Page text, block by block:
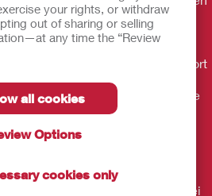
your rights, or withdraw
out of sharing or selling
any time the “Review
all cookies
Options
cookies only
medizinischer Fachkräfte
sollte auch nicht dazu
medizinischen Notfall Hilfe zu
Notfall sollten Sie sich sofort
begeben. Da sich
besuchen Sie bitte unsere
Informationen.
unserer Produkte stets die
zu
Warnhinweisen,
Anleitungen.
Wenden Sie sich bei